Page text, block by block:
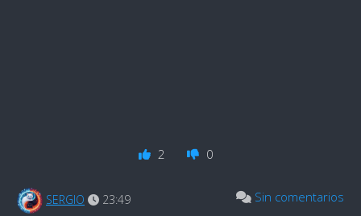
2 0
SERGIO 23:49 Sin comentarios